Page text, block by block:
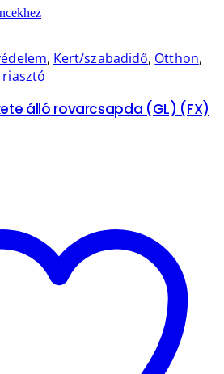
, Kert/szabadidő, Otthon,
riasztó
álló rovarcsapda (GL) (FX)